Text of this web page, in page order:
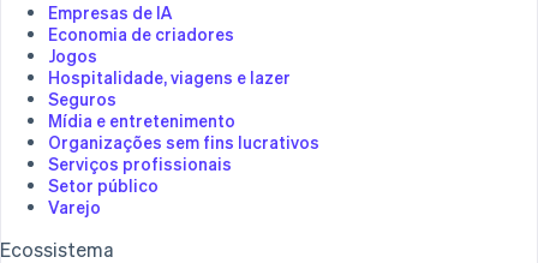
Empresas de IA
Economia de criadores
Jogos
Hospitalidade, viagens e lazer
Seguros
Mídia e entretenimento
Organizações sem fins lucrativos
Serviços profissionais
Setor público
Varejo
Ecossistema